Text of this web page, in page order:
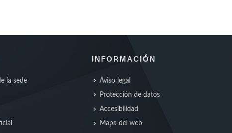
la sede
INFORMACIÓN
Aviso legal
Protección de datos
Accesibilidad
Mapa del web